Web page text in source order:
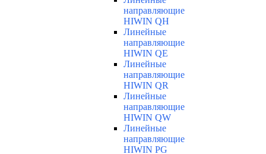
направляющие
HIWIN QH
Линейные
направляющие
HIWIN QE
Линейные
направляющие
HIWIN QR
Линейные
направляющие
HIWIN QW
Линейные
направляющие
HIWIN PG